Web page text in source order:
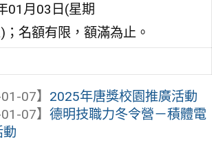
01月03日(星期
；名額有限，額滿為止。
07】 2025年唐獎校園推廣活動
07】 德明技職力冬令營－積體電
動